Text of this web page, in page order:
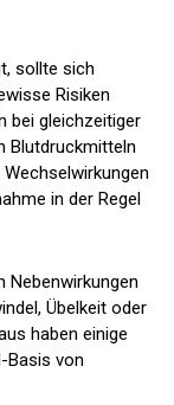
sollte sich
Risiken
bei gleichzeitiger
Blutdruckmitteln
in der Regel
Nebenwirkungen
Übelkeit oder
haben einige
Basis von